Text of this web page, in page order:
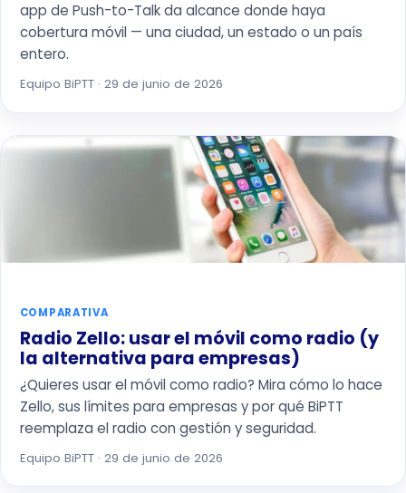
app de Push-to-Talk da alcance donde haya
cobertura móvil — una ciudad, un estado o un país
entero.
Equipo BiPTT · 29 de junio de 2026
COMPARATIVA
Radio Zello: usar el móvil como radio (y
la alternativa para empresas)
¿Quieres usar el móvil como radio? Mira cómo lo hace
Zello, sus límites para empresas y por qué BiPTT
reemplaza el radio con gestión y seguridad.
Equipo BiPTT · 29 de junio de 2026